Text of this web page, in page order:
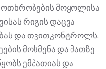
მოყოლისა
რიგის დაცვა
და თვითკონტროლს.
მოსმენა და მათზე
ემპათიას და